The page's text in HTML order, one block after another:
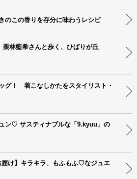
この香りを存分に味わうレシピ
栗林藍希さんと歩く、ひばりが丘
グ！ 着こなしかたをスタイリスト・
ン♡ サスティナブルな「9.kyuu」の
届け】キラキラ、もふもふ♡なジュエ